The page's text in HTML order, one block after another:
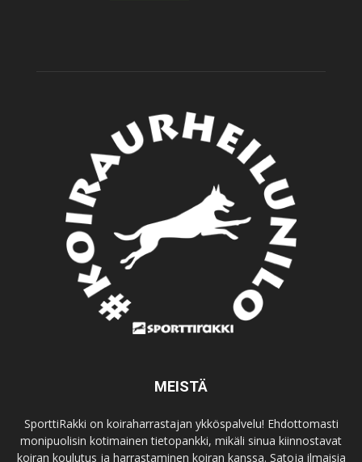
MEISTÄ
SporttiRakki on koiraharrastajan ykköspalvelu! Ehdottomasti
monipuolisin kotimainen tietopankki, mikäli sinua kiinnostavat
koiran koulutus ja harrastaminen koiran kanssa. Satoja ilmaisia